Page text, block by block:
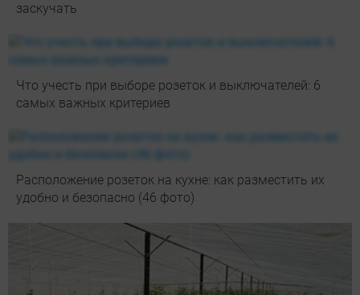
заскучать
Что учесть при выборе розеток и выключателей: 6
самых важных критериев
Расположение розеток на кухне: как разместить их
удобно и безопасно (46 фото)